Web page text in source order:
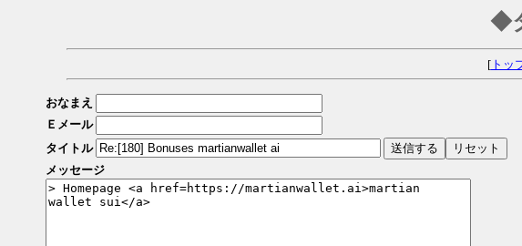
◆
[トッ
おなまえ
Ｅメール
タイトル
メッセージ